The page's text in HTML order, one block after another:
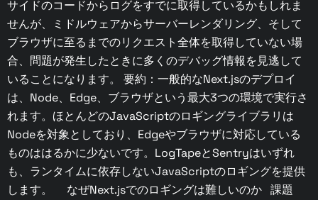
サイドのコードからログをすでに取得しているかもしれま
せんが、ミドルウェアからサーバーレンダリング、そして
ブラウザに至るまでのリクエスト全体を取得していない場
合、問題が発生したときに多くのデバッグ情報を見逃して
いることになります。 要約：一般的なNext.jsのデプロイ
は、Node、Edge、ブラウザという最大3つの環境で実行さ
れます。ほとんどのJavaScriptのロギングライブラリは
Nodeを対象としており、Edgeやブラウザに対応している
ものははるかに少ないです。LogTapeとSentryはいずれ
も、ランタイムに依存しないJavaScriptのロギングを提供
します。 なぜNext.jsでのロギングは難しいのか 課題